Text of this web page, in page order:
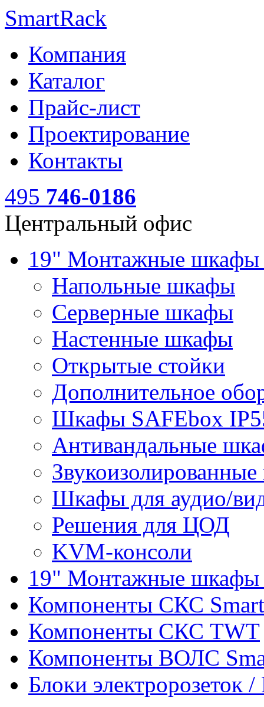
SmartRack
Компания
Каталог
Прайс-лист
Проектирование
Контакты
495 746-0186
Центральный офис
19" Монтажные
Напольные шкафы
Серверные шкафы
Настенные шкафы
Открытые стойки
Дополнительное
Шкафы SAFEbox
Антивандальные
Шкафы для аудио/
Решения для ЦОД
KVM-консоли
19" Монтажные шкафы
Компоненты СКС
Компоненты СКС TWT
Компоненты ВОЛС
Блоки электророзеток